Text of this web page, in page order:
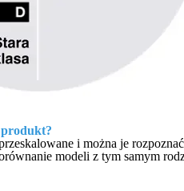
i można je
modeli z tym samym